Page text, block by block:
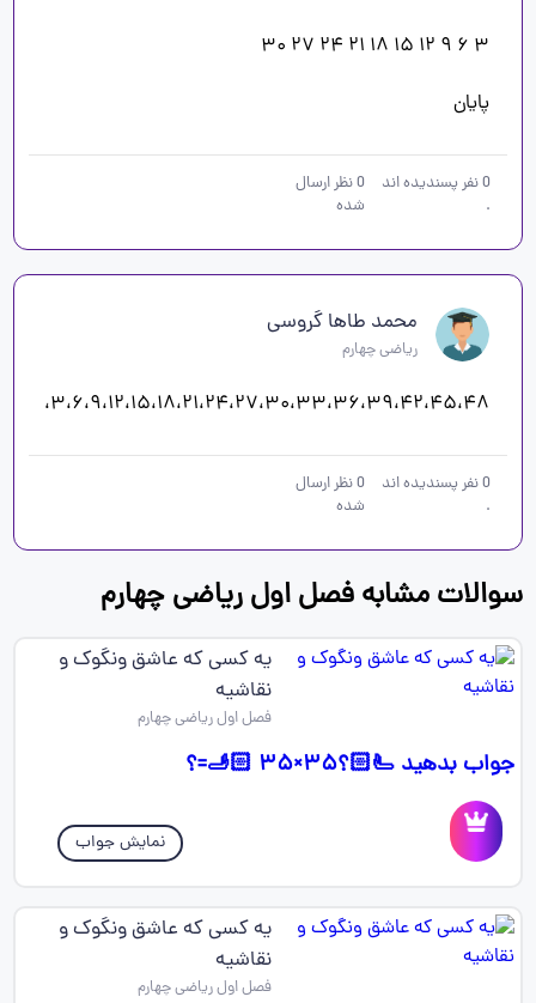
پایان
0نفر پسندیده اند
.
0نظر ارسال
شده
محمد طاها گروسی
ریاضی چهارم
۳،۶،۹،۱۲،۱۵،۱۸،۲۱،۲۴،۲۷،۳۰،۳۳،۳۶،۳۹،۴۲،۴۵،۴۸،
0نفر پسندیده اند
.
0نظر ارسال
شده
سوالات مشابه فصل اول ریاضی چهارم
یه کسی که عاشق ونگوک و
نقاشیه
فصل اول ریاضی چهارم
جواب بدهید 🫷🏻؟🫸🏻 ۳۵×۳۵=؟
نمایش جواب
یه کسی که عاشق ونگوک و
نقاشیه
فصل اول ریاضی چهارم